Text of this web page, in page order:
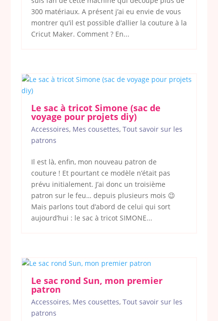
300 matériaux. A présent j’ai eu envie de vous
montrer qu’il est possible d’allier la couture à la
Cricut Maker. Comment ? En...
Le sac à tricot Simone (sac de
voyage pour projets diy)
Accessoires, Mes cousettes, Tout savoir sur les
patrons
Il est là, enfin, mon nouveau patron de
couture ! Et pourtant ce modèle n’était pas
prévu initialement. J’ai donc un troisième
patron sur le feu… depuis plusieurs mois 😉
Mais parlons tout d’abord de celui qui sort
aujourd’hui : le sac à tricot SIMONE...
Le sac rond Sun, mon premier
patron
Accessoires, Mes cousettes, Tout savoir sur les
patrons